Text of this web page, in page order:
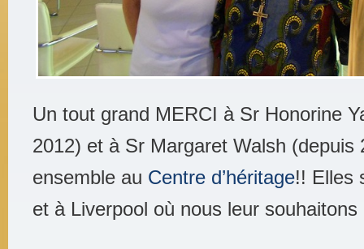
Un tout grand MERCI à Sr Honorine
2012) et à Sr Margaret Walsh (depuis
ensemble au Centre d’héritage!! Elles
et à Liverpool où nous leur